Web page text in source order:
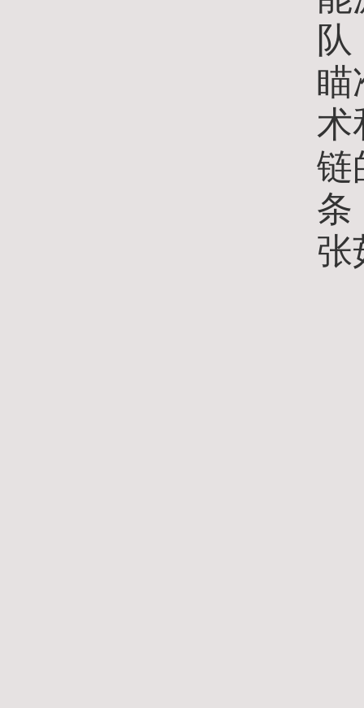
瞄
术
链
条
张